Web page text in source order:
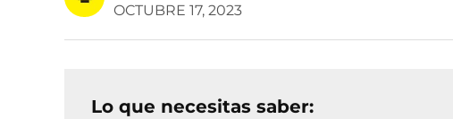
OCTUBRE 17, 2023
Lo que necesitas saber: